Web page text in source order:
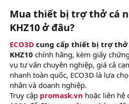
Mua thiết bị trợ thở cá
KHZ10 ở đâu?​
ECO3D cung cấp thiết bị trợ thở
KHZ10 chính hãng, kèm giấy
vụ tư vấn chuyên nghiệp, giá cả
nhanh toàn quốc, ECO3D là lựa
nhân và doanh nghiệp.
Truy cập promask.vn hoặc liên hệ